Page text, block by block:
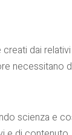
dai
scienza e